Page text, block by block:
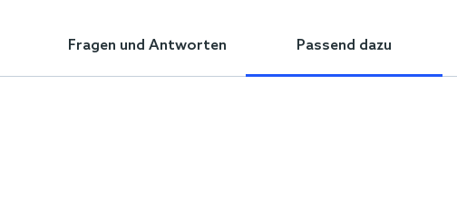
Fragen und Antworten Passend dazu